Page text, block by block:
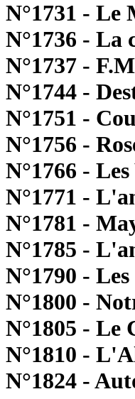
N°1731 - Le
N°1736 - La
N°1737 -
N°1744 -
N°1751 -
N°1756 -
N°1766 -
N°1771 -
N°1781 -
N°1785 -
N°1790 -
N°1800 -
N°1805 - Le
N°1810 -
N°1824 -